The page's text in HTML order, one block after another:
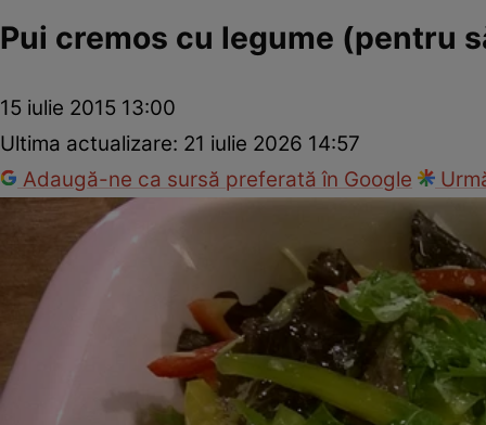
Pui cremos cu legume (pentru
15 iulie 2015 13:00
Ultima actualizare: 21 iulie 2026 14:57
Adaugă-ne ca sursă preferată în Google